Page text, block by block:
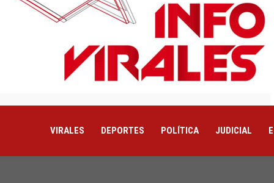
VIRALES DEPORTES POLÍTICA JUDICIAL